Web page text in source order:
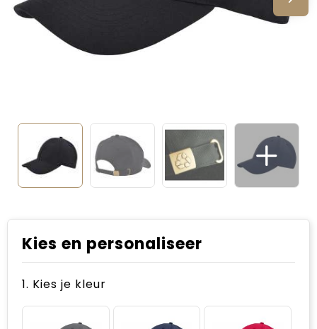
Zomergeschenken
Zomerpakketten
Kies en personaliseer
1. Kies je kleur